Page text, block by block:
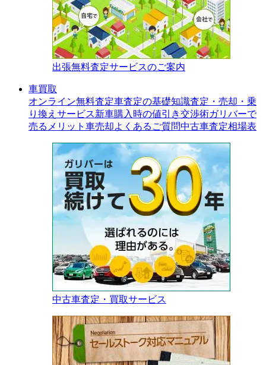
出張無料査定サービスのご案内
車買取
オンライン無料査定車査定の基礎知識査定・売却・乗
り換えサービス新車購入時の値引き交渉術ガリバーで
売るメリット 車売却よくあるご質問中古車査定相場表
中古車査定・買取サービス